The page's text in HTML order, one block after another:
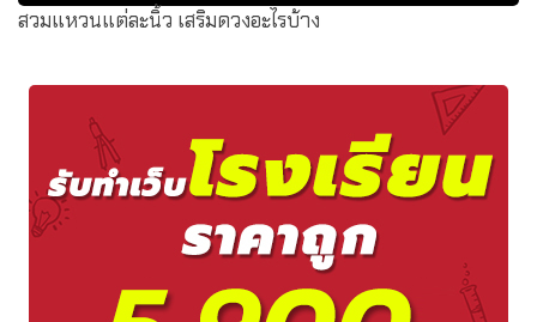
สวมแหวนแต่ละนิ้ว เสริมดวงอะไรบ้าง